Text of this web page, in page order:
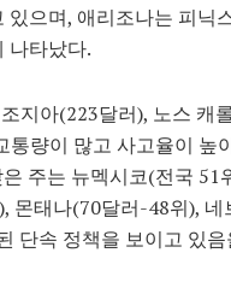
으며, 애리조나는 피닉
나타났다.
지아(223달러), 노스 캐
량이 많고 사고율이
주는 뉴멕시코(전국 51
태나(70달러-48위),
단속 정책을 보이고 있